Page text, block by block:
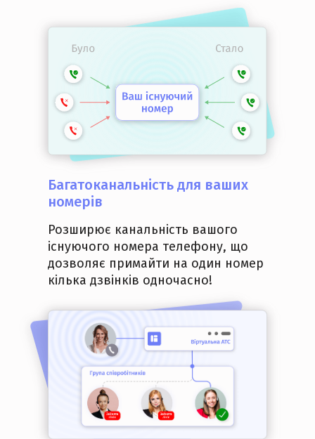
Багатоканальність для ваших
номерів
Розширює канальність вашого
існуючого номера телефону, що
дозволяє примайти на один номер
кілька дзвінків одночасно!